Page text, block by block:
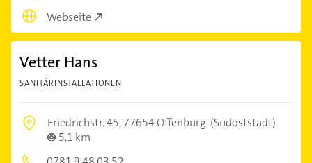
Webseite
Vetter Hans
SANITÄRINSTALLATIONEN
Friedrichstr. 45,77654 Offenburg (Südoststadt)
5,1 km